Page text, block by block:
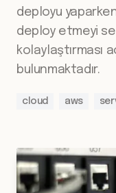
deployu
deploy etmeyi
kolaylaştırması
bulunmaktadır.
cloud aws